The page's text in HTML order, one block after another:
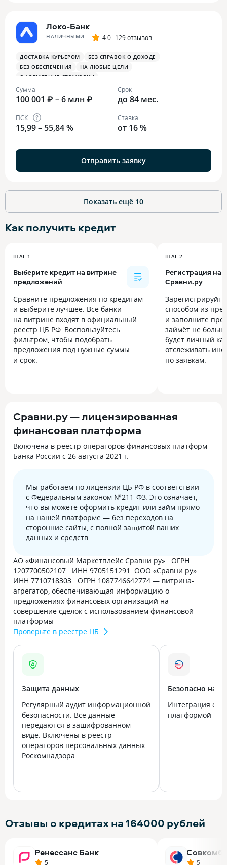
Локо-Банк
НАЛИЧНЫМИ 4.0 129 отзывов
ДОСТАВКА КУРЬЕРОМ
БЕЗ СПРАВОК О ДОХОДЕ
БЕЗ ОБЕСПЕЧЕНИЯ
НА ЛЮБЫЕ ЦЕЛИ
ОФОРМЛЕНИЕ СТРАХОВКИ
Сумма
100 001 ₽ – 6 млн ₽
Срок
до 84 мес.
ПСК
15,99 – 55,84 %
Ставка
от 16 %
Отправить заявку
Показать ещё 10
Как получить кредит
ШАГ 1
Выберите кредит на витрине
предложений
Сравните предложения по кредитам
и выберите лучшее. Все банки
на витрине входят в официальный
реестр ЦБ РФ. Воспользуйтесь
фильтром, чтобы подобрать
предложения под нужные суммы
и срок.
ШАГ 2
Регистрация на
Сравни.ру
способом из
и заполните
займёт не
будет личный
отслеживать
по заявкам.
Сравни.ру — лицензированная
финансовая платформа
Включена в реестр операторов финансовых платформ
Банка России с 26 августа 2021 г.
Мы работаем по лицензии ЦБ РФ в соответствии
с Федеральным законом №211-ФЗ. Это означает,
что вы можете оформить кредит или займ прямо
на нашей платформе — без переходов на
сторонние сайты, с полной защитой ваших
данных и средств.
АО «Финансовый Маркетплейс Сравни.ру» · ОГРН
1207700502107 · ИНН 9705151291. ООО «Сравни.ру» ·
ИНН 7710718303 · ОГРН 1087746642774 — витрина-
агрегатор, обеспечивающая информацию о
предложениях финансовых организаций на
совершение сделок с использованием финансовой
платформы
Проверьте в реестре ЦБ
Защита данных
Регулярный аудит информационной
безопасности. Все данные
передаются в зашифрованном
виде. Включены в реестр
операторов персональных данных
Роскомнадзора.
Безопасно на
Интеграция с
платформой
Отзывы о кредитах на 164000 рублей
Ренессанс Банк
5 5